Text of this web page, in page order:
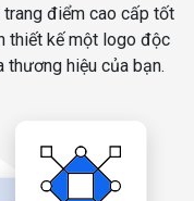
điểm cao cấp tốt
thiết kế một logo độc
hiệu của bạn.